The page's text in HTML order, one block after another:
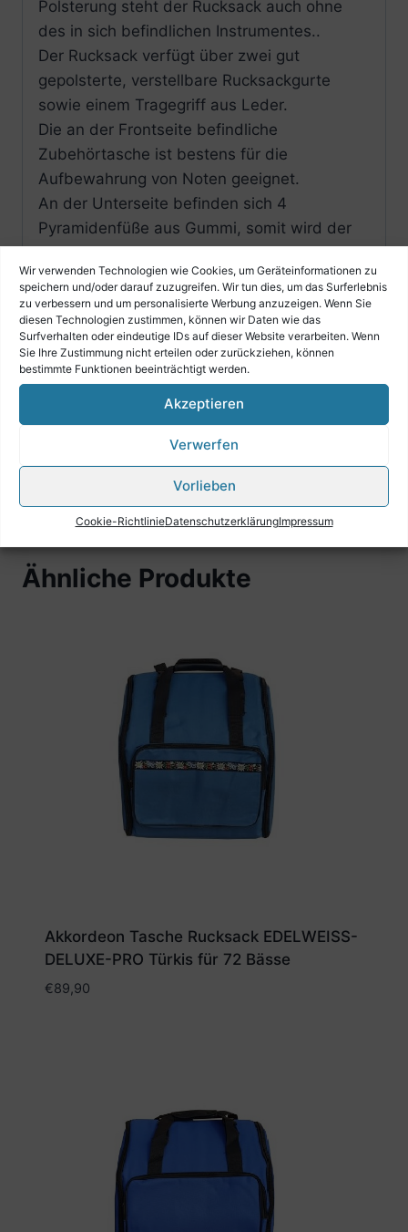
Wir verwenden Technologien wie Cookies, um Geräteinformationen zu
speichern und/oder darauf zuzugreifen. Wir tun dies, um das Surferlebnis
zu verbessern und um personalisierte Werbung anzuzeigen. Wenn Sie
diesen Technologien zustimmen, können wir Daten wie das
Surfverhalten oder eindeutige IDs auf dieser Website verarbeiten. Wenn
Sie Ihre Zustimmung nicht erteilen oder zurückziehen, können
bestimmte Funktionen beeinträchtigt werden.
Akzeptieren
Verwerfen
Vorlieben
Cookie-RichtlinieDatenschutzerklärungImpressum
Polsterung steht der Rucksack auch ohne
des in sich befindlichen Instrumentes..
Der Rucksack verfügt über zwei gut
gepolsterte, verstellbare Rucksackgurte
sowie einem Tragegriff aus Leder.
Die an der Frontseite befindliche
Zubehörtasche ist bestens für die
Aufbewahrung von Noten geeignet.
An der Unterseite befinden sich 4
Pyramidenfüße aus Gummi, somit wird der
nass.
Die Innenpolsterung ist aus schwarzem Samt
gefertigt.
Das Außenmaterial aus Cordura ist
wasserabweisend.
Eine weiteres positives & unübertroffenes
Merkmal ist der Preis der sich unter 100,00 €
Ähnliche Produkte
Akkordeon Tasche Rucksack EDELWEISS-
DELUXE-PRO Türkis für 72 Bässe
€89,90